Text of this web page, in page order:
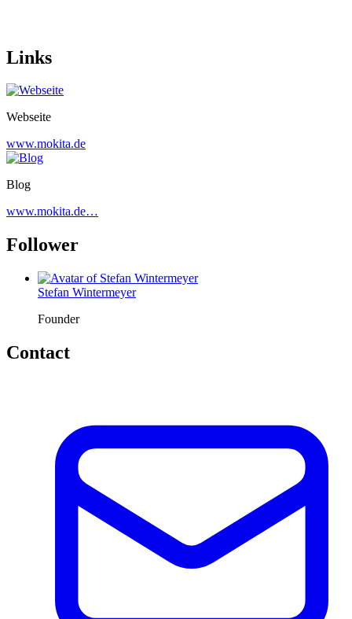
Links
Webseite
www.mokita.de
Blog
www.mokita.de…
Follower
Stefan Wintermeyer
Founder
Contact